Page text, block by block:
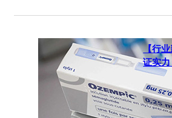
【行
证实
的进